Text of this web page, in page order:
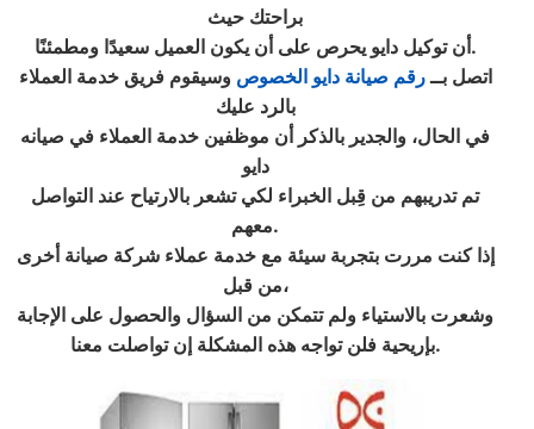
براحتك حيث
أن توكيل دايو يحرص على أن يكون العميل سعيدًا ومطمئنًا.
اتصل بــرقم صيانة دايو الخصوص وسيقوم فريق خدمة العملاء
بالرد عليك
في الحال، والجدير بالذكر أن موظفين خدمة العملاء في صيانه
دايو
تم تدريبهم من قِبل الخبراء لكي تشعر بالارتياح عند التواصل
معهم.
إذا كنت مررت بتجربة سيئة مع خدمة عملاء شركة صيانة أخرى
من قبل،
وشعرت بالاستياء ولم تتمكن من السؤال والحصول على الإجابة
بإريحية فلن تواجه هذه المشكلة إن تواصلت معنا.